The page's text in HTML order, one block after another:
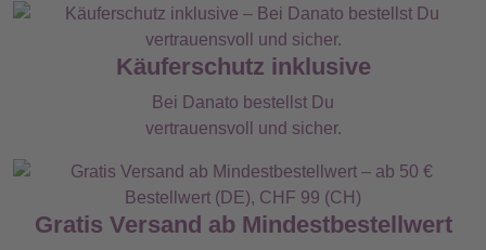
Käuferschutz inklusive
Bei Danato bestellst Du
vertrauensvoll und sicher.
Gratis Versand ab Mindestbestellwert